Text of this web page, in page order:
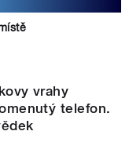
vrahy
telefon.